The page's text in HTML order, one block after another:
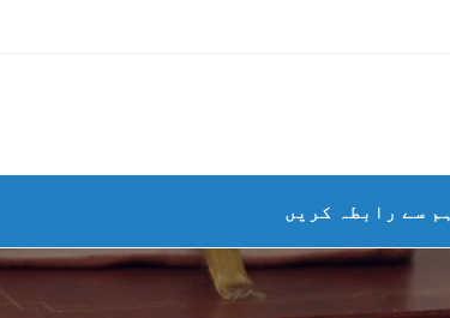
ہم سے رابطہ کریں